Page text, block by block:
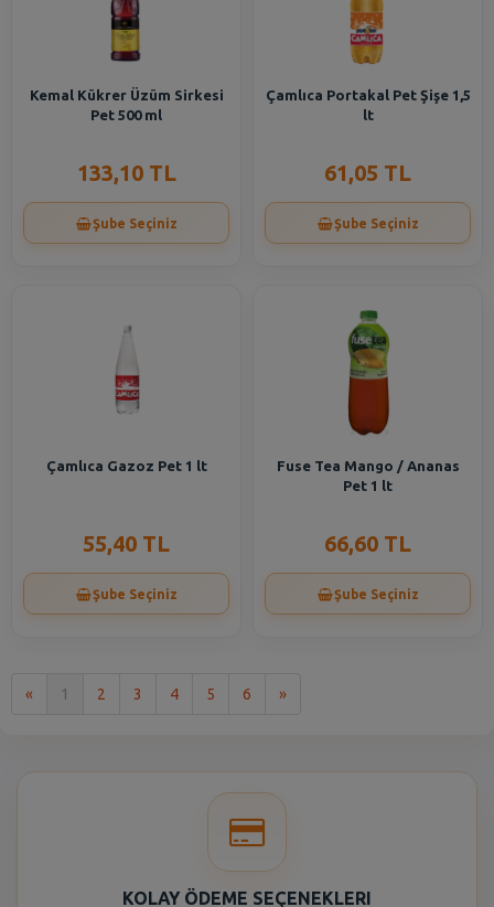
Kemal Kükrer Üzüm Sirkesi
Pet 500 ml
133,10 TL
Şube Seçiniz
Çamlıca Portakal Pet Şişe 1,5
lt
61,05 TL
Şube Seçiniz
Çamlıca Gazoz Pet 1 lt
55,40 TL
Şube Seçiniz
Fuse Tea Mango / Ananas
Pet 1 lt
66,60 TL
Şube Seçiniz
« 1 2 3 4 5 6 »Son
KOLAY ÖDEME SEÇENEKLERI